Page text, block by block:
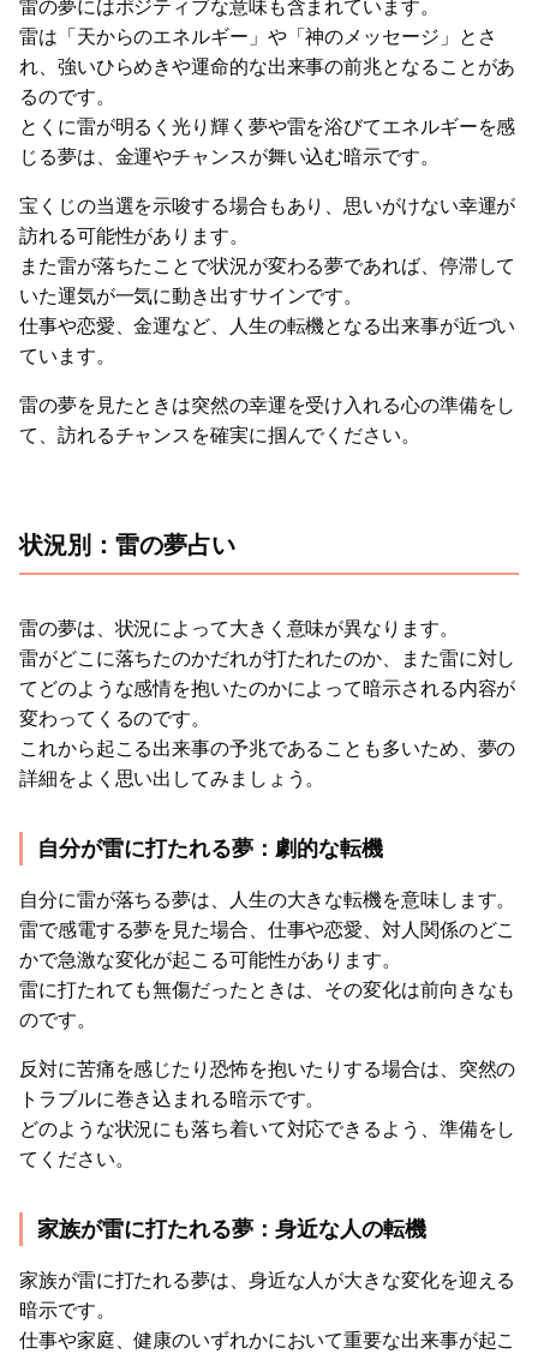
雷の夢にはポジティブな意味も含まれています。
雷は「天からのエネルギー」や「神のメッセージ」とさ
れ、強いひらめきや運命的な出来事の前兆となることがあ
るのです。
とくに雷が明るく光り輝く夢や雷を浴びてエネルギーを感
じる夢は、金運やチャンスが舞い込む暗示です。
宝くじの当選を示唆する場合もあり、思いがけない幸運が
訪れる可能性があります。
また雷が落ちたことで状況が変わる夢であれば、停滞して
いた運気が一気に動き出すサインです。
仕事や恋愛、金運など、人生の転機となる出来事が近づい
ています。
雷の夢を見たときは突然の幸運を受け入れる心の準備をし
て、訪れるチャンスを確実に掴んでください。
状況別：雷の夢占い
雷の夢は、状況によって大きく意味が異なります。
雷がどこに落ちたのかだれが打たれたのか、また雷に対し
てどのような感情を抱いたのかによって暗示される内容が
変わってくるのです。
これから起こる出来事の予兆であることも多いため、夢の
詳細をよく思い出してみましょう。
自分が雷に打たれる夢：劇的な転機
自分に雷が落ちる夢は、人生の大きな転機を意味します。
雷で感電する夢を見た場合、仕事や恋愛、対人関係のどこ
かで急激な変化が起こる可能性があります。
雷に打たれても無傷だったときは、その変化は前向きなも
のです。
反対に苦痛を感じたり恐怖を抱いたりする場合は、突然の
トラブルに巻き込まれる暗示です。
どのような状況にも落ち着いて対応できるよう、準備をし
てください。
家族が雷に打たれる夢：身近な人の転機
家族が雷に打たれる夢は、身近な人が大きな変化を迎える
暗示です。
仕事や家庭、健康のいずれかにおいて重要な出来事が起こ